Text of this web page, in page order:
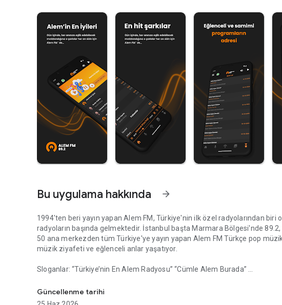
Bu uygulama hakkında arrow_forward
1994'ten beri yayın yapan Alem FM, Türkiye'nin ilk özel radyolarından biri
radyoların başında gelmektedir. İstanbul başta Marmara Bölgesi'nde
50 ana merkezden tüm Türkiye'ye yayın yapan Alem FM Türkçe pop
müzik ziyafeti ve eğlenceli anlar yaşatıyor.
Sloganlar: “Türkiye’nin En Alem Radyosu” “Cümle Alem Burada”
Soru, öneri ve görüşlerinizi 0 (212) 473 21 86 veya
http://www.turkmedya.com.tr/mobildestek sayfasından mobil destek
Güncellenme tarihi